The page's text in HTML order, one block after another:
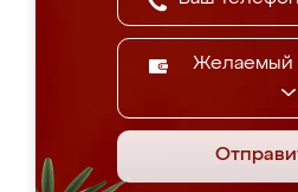
Желаемый